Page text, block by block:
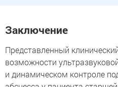
Заключение
Представленный
возможности
и динамическом контроле